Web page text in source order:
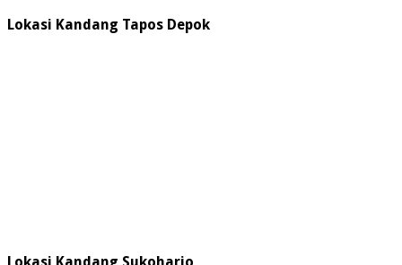
Lokasi Kandang Tapos Depok